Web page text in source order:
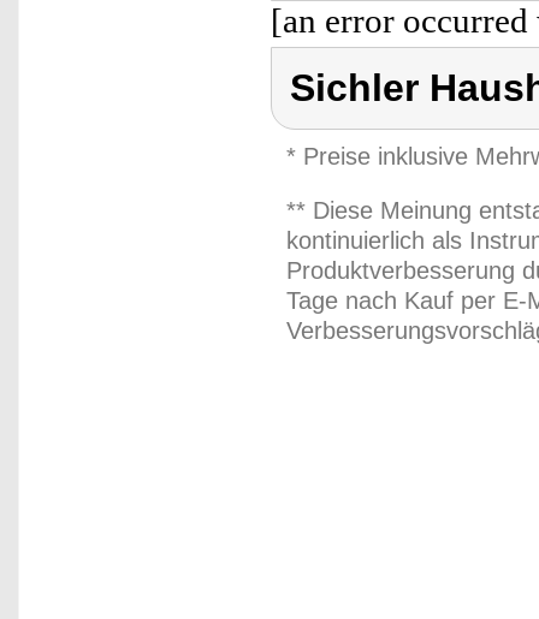
[an error
Sichler
* Preise inklusive
** Diese Meinung
kontinuierlich als
Produktverbesserung
Tage nach Kauf per E-